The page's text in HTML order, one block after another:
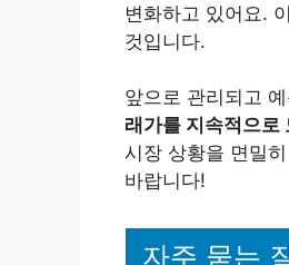
변화하고 있어요.
것입니다.
앞으로 관리되고
래가를 지속적으로
시장 상황을 면밀
바랍니다!
자주 묻는